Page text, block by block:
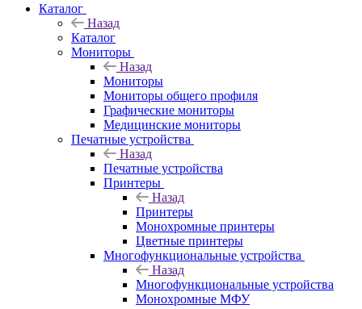
Каталог
Назад
Каталог
Мониторы
Назад
Мониторы
Мониторы общего профиля
Графические мониторы
Медицинские мониторы
Печатные устройства
Назад
Печатные устройства
Принтеры
Назад
Принтеры
Моноxромныe принтеры
Цвeтныe принтеры
Многофункциональные устройства
Назад
Многофункциональные устройства
Монохромные МФУ